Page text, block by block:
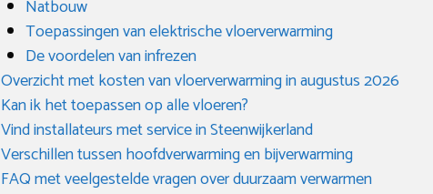
Natbouw
Toepassingen van elektrische vloerverwarming
De voordelen van infrezen
Overzicht met kosten van vloerverwarming in augustus 2026
Kan ik het toepassen op alle vloeren?
Vind installateurs met service in Steenwijkerland
Verschillen tussen hoofdverwarming en bijverwarming
FAQ met veelgestelde vragen over duurzaam verwarmen